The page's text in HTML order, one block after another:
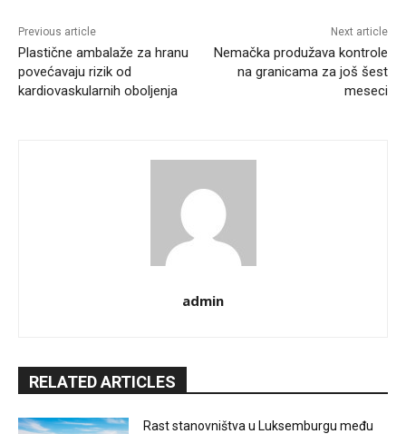
Previous article
Plastične ambalaže za hranu
povećavaju rizik od
kardiovaskularnih oboljenja
Next article
Nemačka produžava kontrole
na granicama za još šest
meseci
admin
RELATED ARTICLES
Rast stanovništva u Luksemburgu među